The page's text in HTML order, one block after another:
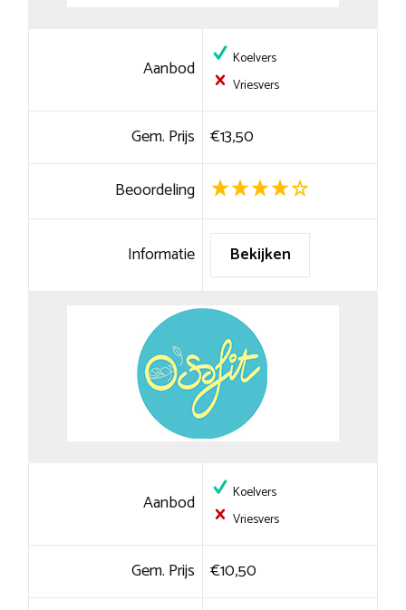
Aanbod
Koelvers
Vriesvers
Gem. Prijs €13,50
Beoordeling
Informatie Bekijken
Aanbod
Koelvers
Vriesvers
Gem. Prijs €10,50